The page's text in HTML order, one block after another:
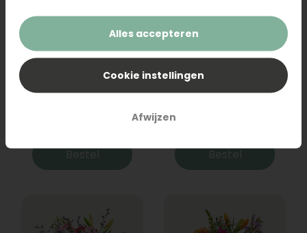
Boeket Raya
Bestel
Sanseveria
Bestel
Alles accepteren
Cookie instellingen
Afwijzen